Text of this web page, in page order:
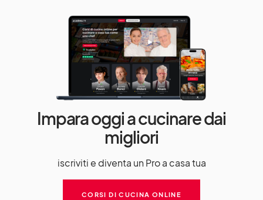
Impara oggi a cucinare dai
migliori
iscriviti e diventa un Pro a casa tua
CORSI DI CUCINA ONLINE